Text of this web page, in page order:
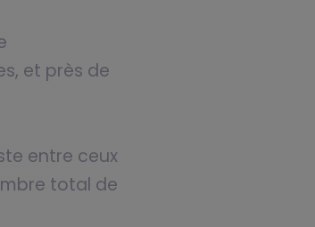
et près de
entre ceux
total de